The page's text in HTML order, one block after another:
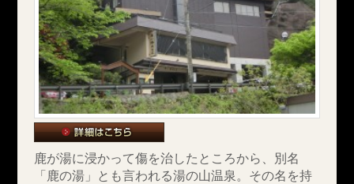
鹿が湯に浸かって傷を治したところから、別名
「鹿の湯」とも言われる湯の山温泉。その名を持